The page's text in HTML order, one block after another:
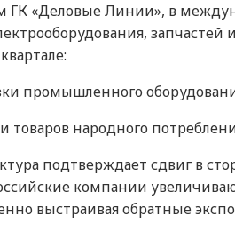
ГК «Деловые Линии», в
промышленного
товаров народного
подтверждает сдвиг в
компании
выстраивая обратные